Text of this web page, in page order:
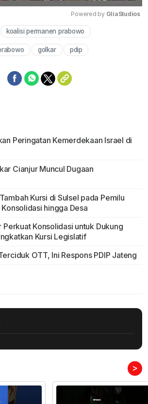
Powered by GliaStudios
koalisi permanen prabowo
golkar pdip
Peringatan Kemerdekaan Israel di
Cianjur Muncul Dugaan
Kursi di Sulsel pada Pemilu
hingga Desa
Perkuat Konsolidasi untuk Dukung
Kursi Legislatif
OTT, Ini Respons PDIP Jateng
>